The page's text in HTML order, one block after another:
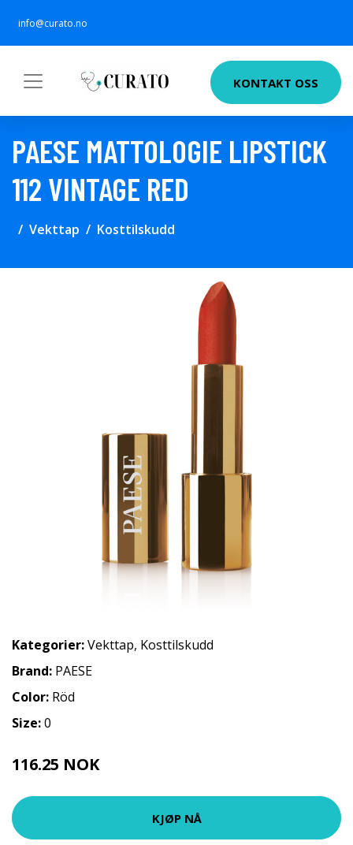
info@curato.no
KONTAKT OSS
PAESE MATTOLOGIE LIPSTICK
112 VINTAGE RED
Vekttap Kosttilskudd
Kategorier:Vekttap, Kosttilskudd
Brand: PAESE
Color: Röd
Size:0
116.25 NOK
KJØP NÅ